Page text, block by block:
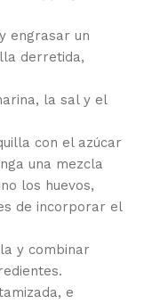
engrasar un
derretida,
la sal y el
con el azúcar
una mezcla
los huevos,
de incorporar el
y combinar
e